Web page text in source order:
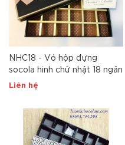
NHC18 - Vỏ hộp đựng
socola hình chữ nhật 18 ngăn
Liên hệ